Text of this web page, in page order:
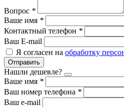
Вопрос *
Ваше имя *
Контактный телефон *
Ваш E-mail
Я согласен на обработку
Отправить
Нашли дешевле?
Ваше имя *
Ваш номер телефона *
Ваш e-mail